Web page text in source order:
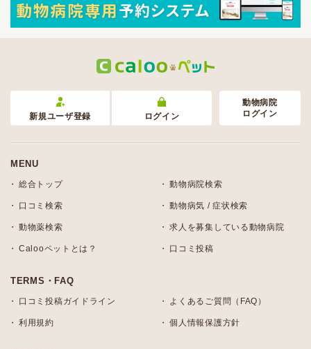
新規ユーザ登録 ログイン
動物病院
ログイン
MENU
総合トップ 動物病院検索
口コミ検索 動物病気 / 症状検索
動物薬検索 求人を募集している動物病院
Calooペットとは？ 口コミ投稿
TERMS・FAQ
口コミ投稿ガイドライン よくあるご質問（FAQ）
利用規約 個人情報保護方針